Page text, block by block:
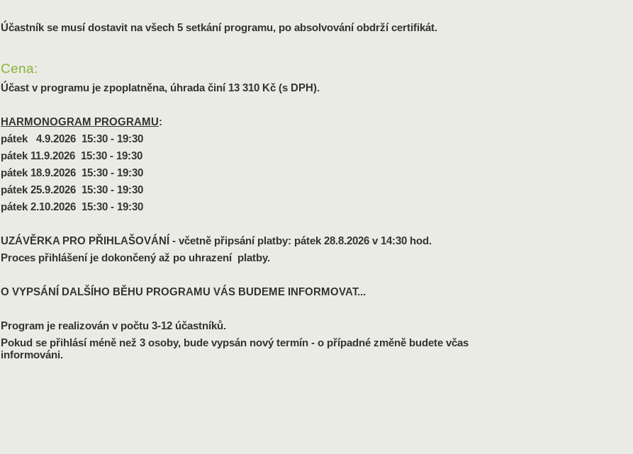
Účastník se musí dostavit na všech 5 setkání programu, po absolvování obdrží certifikát.
Cena:
Účast v programu je zpoplatněna, úhrada činí 13 310 Kč (s DPH).
HARMONOGRAM PROGRAMU:
pátek 4.9.2026 15:30 - 19:30
pátek 11.9.2026 15:30 - 19:30
pátek 18.9.2026 15:30 - 19:30
pátek 25.9.2026 15:30 - 19:30
pátek 2.10.2026 15:30 - 19:30
UZÁVĚRKA PRO PŘIHLAŠOVÁNÍ - včetně připsání platby: pátek 28.8.2026 v 14:30 hod.
Proces přihlášení je dokončený až po uhrazení platby.
O VYPSÁNÍ DALŠÍHO BĚHU PROGRAMU VÁS BUDEME INFORMOVAT...
Program je realizován v počtu 3-12 účastníků.
Pokud se přihlásí méně než 3 osoby, bude vypsán nový termín - o případné změně budete včas
informováni.